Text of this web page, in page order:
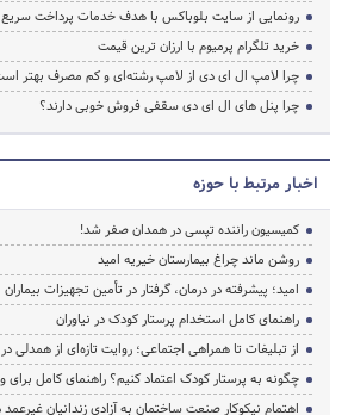
رونمایی از سایت بلوباکس با هدف خدمات پرداخت سریع
خرید تلگرام پرمیوم با ارزان ترین قیمت
چرا لامپ ال ای دی از لامپ رشته‌ای و کم مصرف بهتر
چرا پنل های ال ای دی سقفی فروش خوبی دارند؟
اخبار مرتبط با حوزه
کمیسیون راننده تپسی در همدان صفر شد!
روشن ماند چراغ بیمارستان خیریه امید
امید؛ پیشرفته در درمان، گرفتار در تأمین تجهیزات
راهنمای کامل استخدام پرستار کودک در نیاوران
از تبلیغات تا همراهی اجتماعی؛ روایت تازه‌ای از
چگونه به پرستار کودک اعتماد کنیم؟ راهنمای کامل برای
اهتمام نیکوکار صنعت ساختمان به آزادی زندانیان غیرعمد